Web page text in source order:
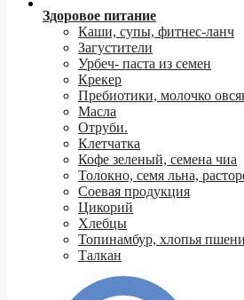
Здоровое питание
Каши, супы, фитнес-ланч
Загустители
Урбеч- паста из семен
Крекер
Пребиотики, молочко
Масла
Отруби.
Клетчатка
Кофе зеленый, семена чиа
Толокно, семя льна,
Соевая продукция
Цикорий
Хлебцы
Топинамбур, хлопья
Талкан